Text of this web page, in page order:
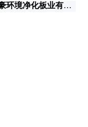
安徽玮豪环境净化板业有限公司